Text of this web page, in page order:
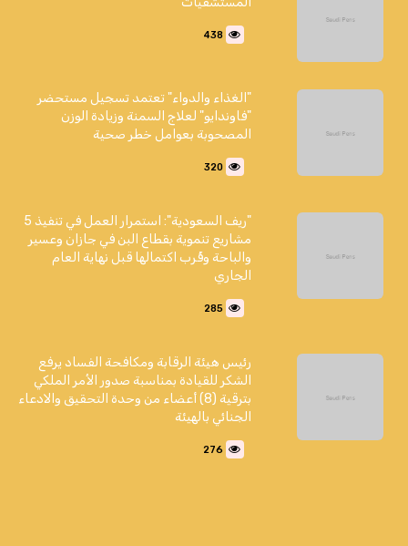
438
"الغذاء والدواء" تعتمد تسجيل مستحضر
"فاوندايو" لعلاج السمنة وزيادة الوزن
المصحوبة بعوامل خطر صحية
320
"ريف السعودية": استمرار العمل في تنفيذ 5
مشاريع تنموية بقطاع البن في جازان وعسير
والباحة وقُرب اكتمالها قبل نهاية العام
الجاري
285
رئيس هيئة الرقابة ومكافحة الفساد يرفع
الشكر للقيادة بمناسبة صدور الأمر الملكي
بترقية (8) أعضاء من وحدة التحقيق والادعاء
الجنائي بالهيئة
276